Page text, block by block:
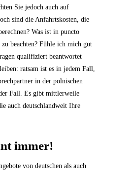
Sie jedoch auch auf
sind die Anfahrtskosten, die
Was ist in puncto
beachten? Fühle ich mich gut
qualifiziert beantwortet
ratsam ist es in jedem Fall,
in der polnischen
Fall. Es gibt mittlerweile
auch deutschlandweit Ihre
immer!
von deutschen als auch